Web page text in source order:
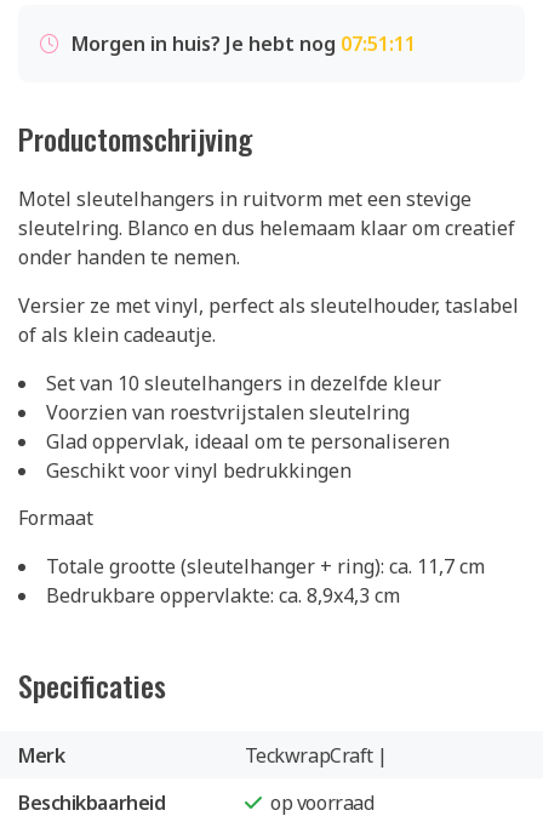
Morgen in huis? Je hebt nog 07:51:11
Productomschrijving
Motel sleutelhangers in ruitvorm met een stevige
sleutelring. Blanco en dus helemaam klaar om creatief
onder handen te nemen.
Versier ze met vinyl, perfect als sleutelhouder, taslabel
of als klein cadeautje.
Set van 10 sleutelhangers in dezelfde kleur
Voorzien van roestvrijstalen sleutelring
Glad oppervlak, ideaal om te personaliseren
Geschikt voor vinyl bedrukkingen
Formaat
Totale grootte (sleutelhanger + ring): ca. 11,7 cm
Bedrukbare oppervlakte: ca. 8,9x4,3 cm
Specificaties
Merk
TeckwrapCraft |
Beschikbaarheid
op voorraad